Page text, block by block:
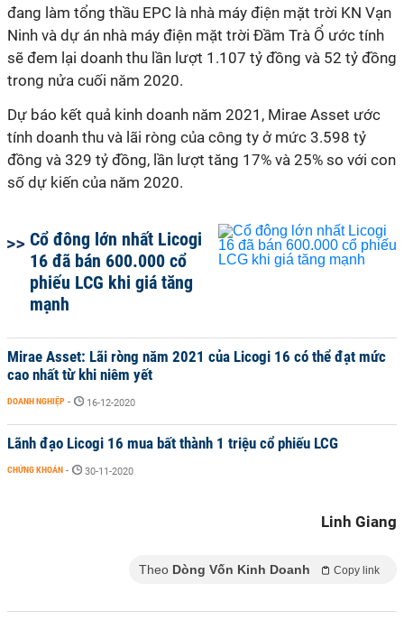
đang làm tổng thầu EPC là nhà máy điện mặt trời KN Vạn
Ninh và dự án nhà máy điện mặt trời Đầm Trà Ổ ước tính
sẽ đem lại doanh thu lần lượt 1.107 tỷ đồng và 52 tỷ đồng
trong nửa cuối năm 2020.
Dự báo kết quả kinh doanh năm 2021, Mirae Asset ước
tính doanh thu và lãi ròng của công ty ở mức 3.598 tỷ
đồng và 329 tỷ đồng, lần lượt tăng 17% và 25% so với con
số dự kiến của năm 2020.
Cổ đông lớn nhất Licogi
16 đã bán 600.000 cổ
phiếu LCG khi giá tăng
mạnh
Mirae Asset: Lãi ròng năm 2021 của Licogi 16 có thể đạt mức
cao nhất từ khi niêm yết
DOANH NGHIỆP - 16-12-2020
Lãnh đạo Licogi 16 mua bất thành 1 triệu cổ phiếu LCG
CHỨNG KHOÁN - 30-11-2020
Linh Giang
Theo Dòng Vốn Kinh Doanh Copy link